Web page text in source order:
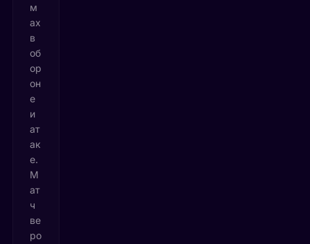
м
ах
в
об
ор
он
е
и
ат
ак
е.
М
ат
ч
ве
ро